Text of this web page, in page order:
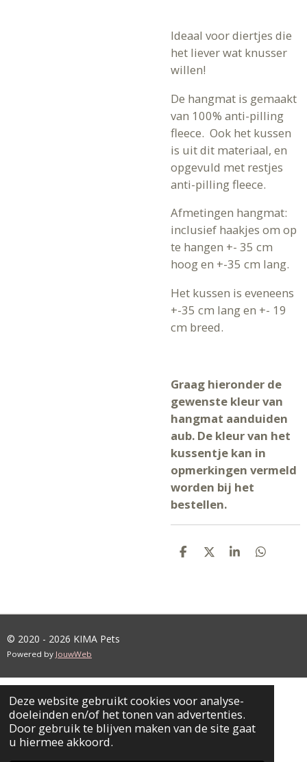
Deze website gebruikt cookies voor analyse-
doeleinden en/of het tonen van advertenties.
Door gebruik te blijven maken van de site gaat
u hiermee akkoord.
Ideaal voor diertjes die
het liever wat knusser
willen!
De hangmat is gemaakt
van 100% anti-pilling
fleece. Ook het kussen
is uit dit materiaal, en
opgevuld met restjes
anti-pilling fleece.
Afmetingen hangmat:
inclusief haakjes om op
te hangen +- 35 cm
hoog en +-35 cm lang.
Het kussen is eveneens
+-35 cm lang en +- 19
cm breed.
Graag hieronder de
gewenste kleur van
hangmat aanduiden
aub. De kleur van het
kussentje kan in
opmerkingen vermeld
worden bij het
bestellen.
D
D
S
D
© 2020 - 2026 KIMA Pets
Powered by JouwWeb